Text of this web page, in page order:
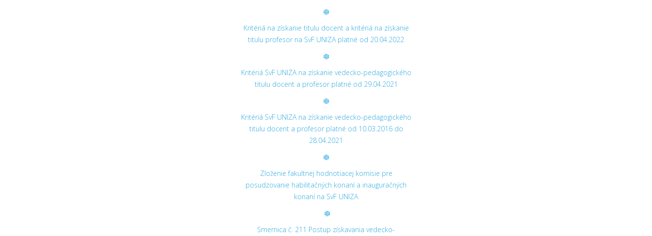
Kritériá na získanie titulu docent a kritériá na získanie
titulu profesor na SvF UNIZA platné od 20.04.2022
Kritériá SvF UNIZA na získanie vedecko-pedagogického
titulu docent a profesor platné od 29.04.2021
Kritériá SvF UNIZA na získanie vedecko-pedagogického
titulu docent a profesor platné od 10.03.2016 do
28.04.2021
Zloženie fakultnej hodnotiacej komisie pre
posudzovanie habilitačných konaní a inauguračných
konaní na SvF UNIZA
Smernica č. 211 Postup získavania vedecko-